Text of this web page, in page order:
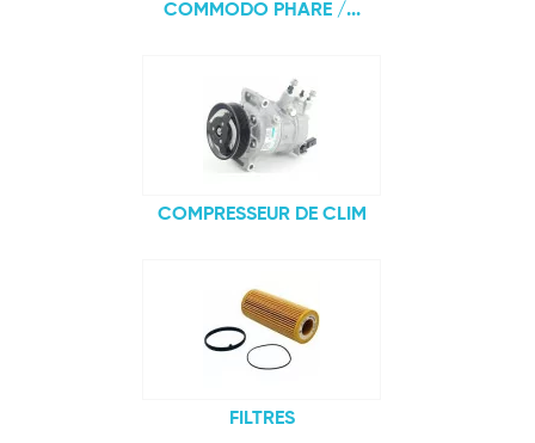
COMMODO PHARE /...
COMPRESSEUR DE CLIM
FILTRES